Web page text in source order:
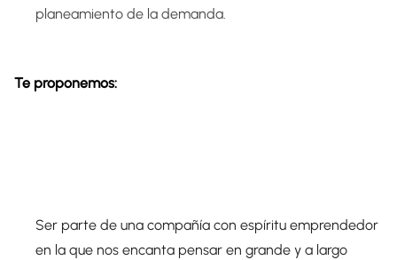
planeamiento de la demanda.
Te proponemos:
Ser parte de una compañía con espíritu emprendedor
en la que nos encanta pensar en grande y a largo